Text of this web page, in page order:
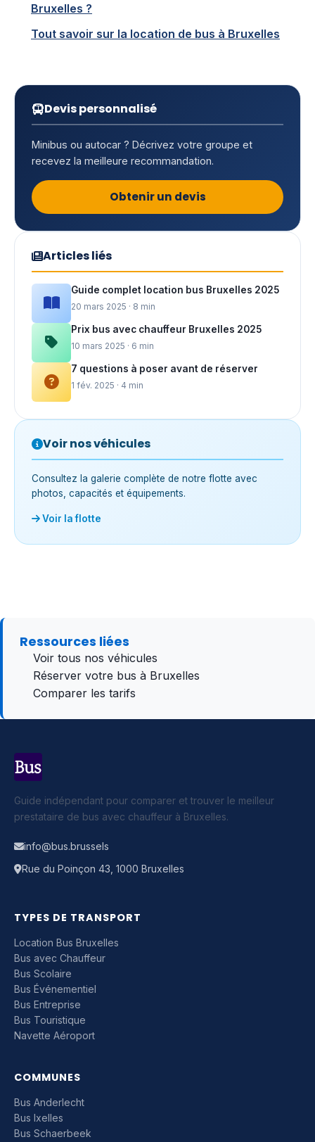
Bruxelles ?
Tout savoir sur la location de bus à Bruxelles
Devis personnalisé
Minibus ou autocar ? Décrivez votre groupe et
recevez la meilleure recommandation.
Obtenir un devis
Articles liés
Guide complet location bus Bruxelles 2025
20 mars 2025 · 8 min
Prix bus avec chauffeur Bruxelles 2025
10 mars 2025 · 6 min
7 questions à poser avant de réserver
1 fév. 2025 · 4 min
Voir nos véhicules
Consultez la galerie complète de notre flotte avec
photos, capacités et équipements.
Voir la flotte
Ressources liées
Voir tous nos véhicules
Réserver votre bus à Bruxelles
Comparer les tarifs
Guide indépendant pour comparer et trouver le meilleur
prestataire de bus avec chauffeur à Bruxelles.
info@bus.brussels
Rue du Poinçon 43, 1000 Bruxelles
TYPES DE TRANSPORT
Location Bus Bruxelles
Bus avec Chauffeur
Bus Scolaire
Bus Événementiel
Bus Entreprise
Bus Touristique
Navette Aéroport
COMMUNES
Bus Anderlecht
Bus Ixelles
Bus Schaerbeek